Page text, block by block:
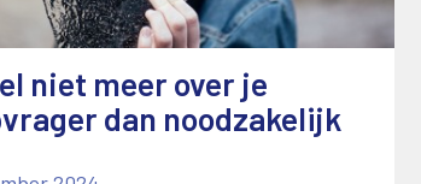
niet meer over je
dan noodzakelijk